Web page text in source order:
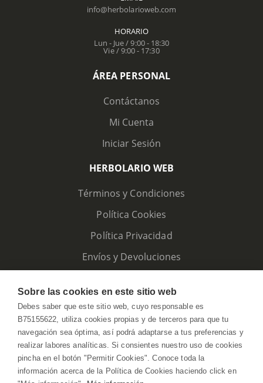
info@herbolarioweb.com
HORARIO
Lun - Jue / 9:00 - 18:30
Vie / 9:00 - 17:30
ÁREA PERSONAL
Contáctanos
Mi Cuenta
Iniciar Sesión
HERBOLARIO WEB
Términos y Condiciones
Política Cookies
Política Privacidad
Envíos y Devoluciones
Sobre las cookies en este sitio web
Debes saber que este sitio web, cuyo responsable es
B75155622, utiliza cookies propias y de terceros para que tu
navegación sea óptima, así podrá adaptarse a tus preferencias y
realizar labores analíticas. Si consientes nuestro uso de cookies
pincha en el botón "Permitir Cookies". Conoce toda la
información acerca de la Política de Cookies haciendo click en